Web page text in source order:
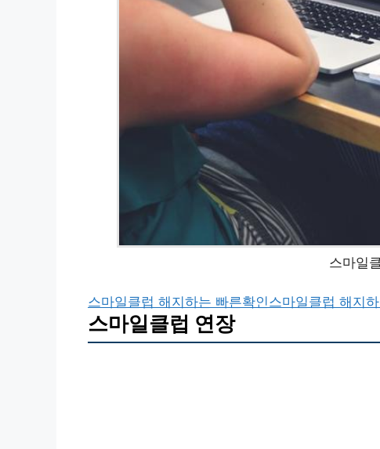
스마일
스마일클럽 해지하는 빠른확인스마일클럽 해지
스마일클럽 연장